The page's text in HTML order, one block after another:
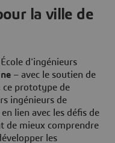
la ville de
d'ingénieurs
– avec le soutien de
ce prototype de
ingénieurs de
lien avec les défis de
de mieux comprendre
les